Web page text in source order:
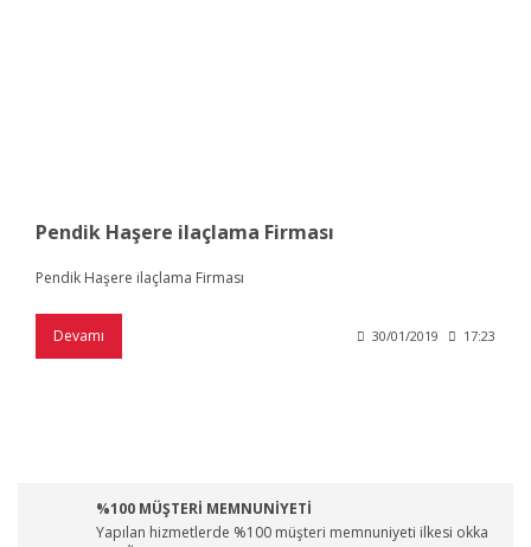
Pendik Haşere ilaçlama Firması
Pendik Haşere ilaçlama Firması
Devamı 30/01/2019 17:23
%100 MÜŞTERİ MEMNUNİYETİ
Yapılan hizmetlerde %100 müşteri memnuniyeti ilkesi okka